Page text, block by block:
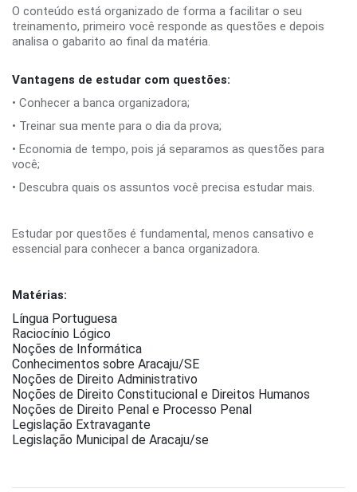
O conteúdo está organizado de forma a facilitar o seu
treinamento, primeiro você responde as questões e depois
analisa o gabarito ao final da matéria.
Vantagens de estudar com questões:
• Conhecer a banca organizadora;
• Treinar sua mente para o dia da prova;
• Economia de tempo, pois já separamos as questões para
você;
• Descubra quais os assuntos você precisa estudar mais.
Estudar por questões é fundamental, menos cansativo e
essencial para conhecer a banca organizadora.
Matérias:
Língua Portuguesa
Raciocínio Lógico
Noções de Informática
Conhecimentos sobre Aracaju/SE
Noções de Direito Administrativo
Noções de Direito Constitucional e Direitos Humanos
Noções de Direito Penal e Processo Penal
Legislação Extravagante
Legislação Municipal de Aracaju/se